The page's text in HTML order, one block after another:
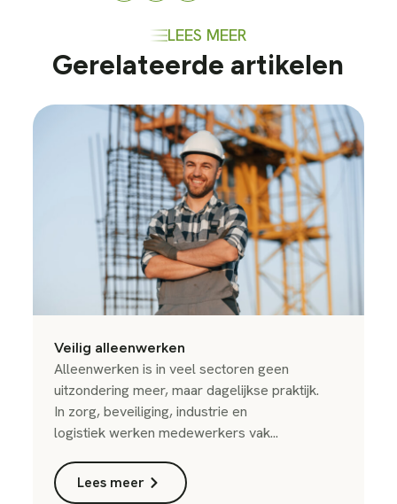
LEES MEER
Gerelateerde artikelen
Veilig alleenwerken
Alleenwerken is in veel sectoren geen
uitzondering meer, maar dagelijkse praktijk.
In zorg, beveiliging, industrie en
logistiek werken medewerkers vak...
Lees meer